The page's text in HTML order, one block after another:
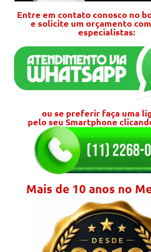
Entre em contato conosco no
e solicite um orçamento
especialistas:
ou se preferir faça uma
pelo seu Smartphone
Mais de 10 anos no